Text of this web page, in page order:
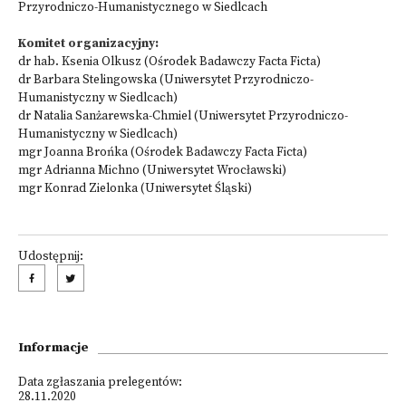
Przyrodniczo-Humanistycznego w Siedlcach
Komitet organizacyjny:
dr hab. Ksenia Olkusz (Ośrodek Badawczy Facta Ficta)
dr Barbara Stelingowska (Uniwersytet Przyrodniczo-
Humanistyczny w Siedlcach)
dr Natalia Sanżarewska-Chmiel (Uniwersytet Przyrodniczo-
Humanistyczny w Siedlcach)
mgr Joanna Brońka (Ośrodek Badawczy Facta Ficta)
mgr Adrianna Michno (Uniwersytet Wrocławski)
mgr Konrad Zielonka (Uniwersytet Śląski)
Udostępnij:
Informacje
Data zgłaszania prelegentów:
28.11.2020